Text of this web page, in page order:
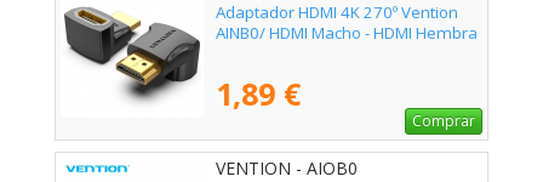
Adaptador HDMI 4K 270º Vention
AINB0/ HDMI Macho - HDMI Hembra
1,89 €
Comprar
VENTION - AIOB0